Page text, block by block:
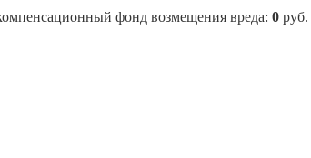
фонд возмещения вреда:0 руб.